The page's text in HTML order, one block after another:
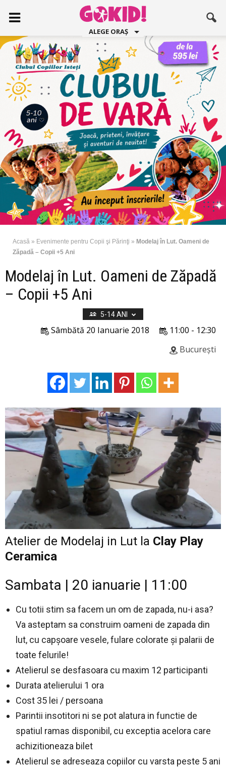
ALEGE ORAȘ
Acasă » Evenimente pentru Copii şi Părinţi » Modelaj în Lut. Oameni de
Zăpadă – Copii +5 Ani
Modelaj în Lut. Oameni de Zăpadă
– Copii +5 Ani
5-14 ANI
11:00 - 12:30
Sâmbătă 20 Ianuarie 2018
București
Atelier de Modelaj in Lut la Clay Play
Ceramica
Sambata | 20 ianuarie | 11:00
Cu totii stim sa facem un om de zapada, nu-i asa?
Va asteptam sa construim oameni de zapada din
lut, cu capșoare vesele, fulare colorate și palarii de
toate felurile!
Atelierul se desfasoara cu maxim 12 participanti
Durata atelierului 1 ora
Cost 35 lei / persoana
Parintii insotitori ni se pot alatura in functie de
spatiul ramas disponibil, cu exceptia acelora care
achizitioneaza bilet
Atelierul se adreseaza copiilor cu varsta peste 5 ani